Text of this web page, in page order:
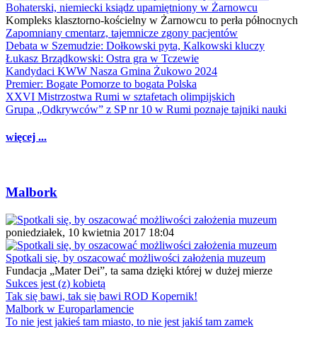
Bohaterski, niemiecki ksiądz upamiętniony w Żarnowcu
Kompleks klasztorno-kościelny w Żarnowcu to perła północnych
Zapomniany cmentarz, tajemnicze zgony pacjentów
Debata w Szemudzie: Dołkowski pyta, Kalkowski kluczy
Łukasz Brządkowski: Ostra gra w Tczewie
Kandydaci KWW Nasza Gmina Żukowo 2024
Premier: Bogate Pomorze to bogata Polska
XXVI Mistrzostwa Rumi w sztafetach olimpijskich
Grupa „Odkrywców” z SP nr 10 w Rumi poznaje tajniki nauki
więcej ...
Malbork
poniedziałek, 10 kwietnia 2017 18:04
Spotkali się, by oszacować możliwości założenia muzeum
Fundacja „Mater Dei”, ta sama dzięki której w dużej mierze
Sukces jest (z) kobietą
Tak się bawi, tak się bawi ROD Kopernik!
Malbork w Europarlamencie
To nie jest jakieś tam miasto, to nie jest jakiś tam zamek